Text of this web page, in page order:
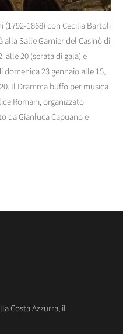
(1792-1868) con Cecilia Bartoli
Salle Garnier del Casinò di
alle 20 (serata di gala) e
23 gennaio alle 15,
Il Dramma buffo per musica
Romani, organizzato
da Gianluca Capuano e
Costa Azzurra, il